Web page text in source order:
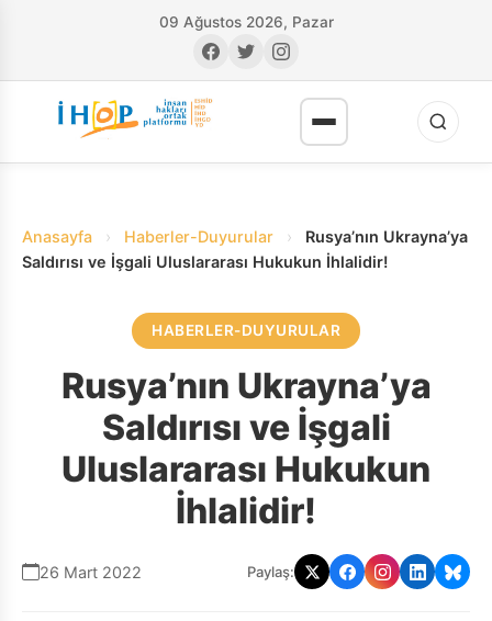
09 Ağustos 2026, Pazar
Anasayfa › Haberler-Duyurular ›
Rusya’nın Ukrayna’ya
Saldırısı ve İşgali Uluslararası Hukukun İhlalidir!
HABERLER-DUYURULAR
Rusya’nın Ukrayna’ya
Saldırısı ve İşgali
Uluslararası Hukukun
İhlalidir!
26 Mart 2022 Paylaş: